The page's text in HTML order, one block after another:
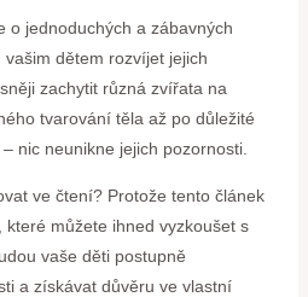
o jednoduchých a zábavných
dětem rozvíjet jejich
zachytit různá zvířata na
tvarování těla až po důležité
nic neunikne jejich pozornosti.
ve čtení? Protože tento článek
můžete ihned vyzkoušet s
vaše děti postupně
a získávat důvěru ve vlastní